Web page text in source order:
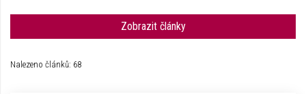
Zobrazit články
Nalezeno článků: 68